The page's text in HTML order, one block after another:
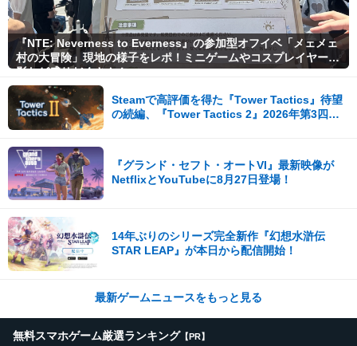
『NTE: Neverness to Everness』の参加型オフイベ「メェメェ
村の大冒険」現地の様子をレポ！ミニゲームやコスプレイヤー撮
影など盛りだくさん！
Steamで高評価を得た『Tower Tactics』待望
の続編、『Tower Tactics 2』2026年第3四半
『グランド・セフト・オートVI』最新映像が
NetflixとYouTubeに8月27日登場！
14年ぶりのシリーズ完全新作『幻想水滸伝
STAR LEAP』が本日から配信開始！
最新ゲームニュースをもっと見る
無料スマホゲーム厳選ランキング 【PR】